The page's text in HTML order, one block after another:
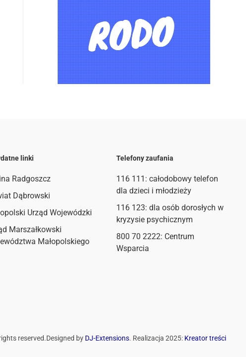
linki
Radgoszcz
Dąbrowski
Urząd Wojewódzki
Marszałkowski
Małopolskiego
Telefony zaufania
116 111 : całodobowy telefon
dla dzieci i młodzieży
116 123: dla osób dorosłych w
kryzysie psychicznym
800 70 2222: Centrum
Wsparcia
reserved.Designed by DJ-Extensions. Realizacja 2025: Kreator treści